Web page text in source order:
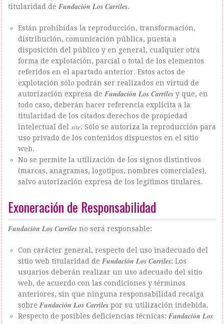
titularidad de Fundación Los Carriles.
Están prohibidas la reproducción, transformación,
distribución, comunicación pública, puesta a
disposición del público y en general, cualquier otra
forma de explotación, parcial o total de los elementos
referidos en el apartado anterior. Estos actos de
explotación sólo podrán ser realizados en virtud de
autorización expresa de Fundación Los Carrilesy que, en
todo caso, deberán hacer referencia explícita a la
titularidad de los citados derechos de propiedad
intelectual del site. Sólo se autoriza la reproducción para
uso privado de los contenidos dispuestos en el sitio
web.
No se permite la utilización de los signos distintivos
(marcas, anagramas, logotipos, nombres comerciales),
salvo autorización expresa de los legítimos titulares.
Exoneración de Responsabilidad
Fundación Los Carriles no será responsable:
Con carácter general, respecto del uso inadecuado del
sitio web titularidad de Fundación Los Carriles: Los
usuarios deberán realizar un uso adecuado del sitio
web, de acuerdo con las condiciones y términos
anteriores, sin que ninguna responsabilidad recaiga
sobre Fundación Los Carrilespor su utilización indebida.
Respecto de posibles deficiencias técnicas: Fundación Los